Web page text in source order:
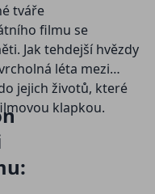
tváře
filmu se
Jak tehdejší hvězdy
léta mezi
jejich životů, které
klapkou.